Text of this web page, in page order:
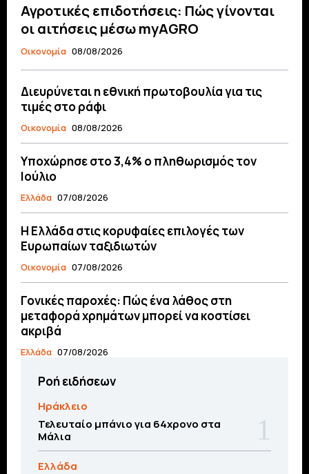
Αγροτικές επιδοτήσεις: Πώς γίνονται
οι αιτήσεις μέσω myAGRO
Οικονομία 08/08/2026
Διευρύνεται η εθνική πρωτοβουλία για τις
τιμές στο ράφι
Οικονομία 08/08/2026
Υποχώρησε στο 3,4% ο πληθωρισμός τον
Ιούλιο
Ελλάδα 07/08/2026
Η Ελλάδα στις κορυφαίες επιλογές των
Ευρωπαίων ταξιδιωτών
Οικονομία 07/08/2026
Γονικές παροχές: Πώς ένα λάθος στη
μεταφορά χρημάτων μπορεί να κοστίσει
ακριβά
Ελλάδα 07/08/2026
Ροή ειδήσεων
Ηράκλειο
Τελευταίο μπάνιο για 64χρονο στα
Μάλια
Ελλάδα